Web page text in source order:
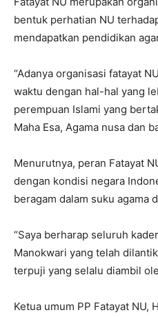
bentuk perhatian NU
mendapatkan pendidikan
“Adanya organisasi fatayat
waktu dengan hal-hal yang
perempuan Islami yang
Maha Esa, Agama nusa dan
Menurutnya, peran Fatayat
dengan kondisi negara
beragam dalam suku agama
“Saya berharap seluruh
Manokwari yang telah
terpuji yang selalu diambil
Ketua umum PP Fatayat NU,